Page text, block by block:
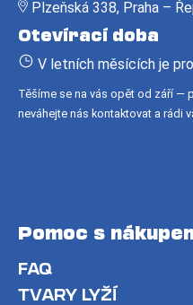
Plzeňská 338, Praha –
Otevírací doba
V letních měsících je
Těšíme se na vás opět od září —
neváhejte nás kontaktovat a rádi
Pomoc s
FAQ
TVARY LYŽÍ